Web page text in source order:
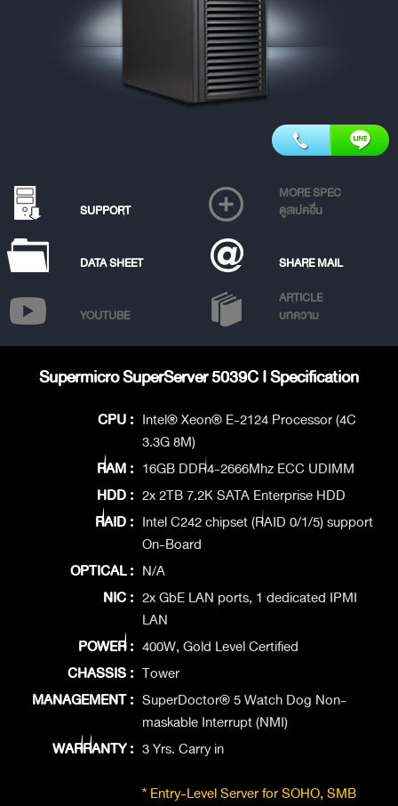
SUPPORT
MORE SPEC
ดูสเปคอื่น
DATA SHEET SHARE MAIL
YOUTUBE
ARTICLE
บทความ
Supermicro SuperServer 5039C I Specification
CPU : Intel® Xeon® E-2124 Processor (4C
3.3G 8M)
RAM : 16GB DDR4-2666Mhz ECC UDIMM
HDD : 2x 2TB 7.2K SATA Enterprise HDD
RAID : Intel C242 chipset (RAID 0/1/5) support
On-Board
OPTICAL : N/A
NIC : 2x GbE LAN ports, 1 dedicated IPMI
LAN
POWER : 400W, Gold Level Certified
CHASSIS : Tower
MANAGEMENT : SuperDoctor® 5 Watch Dog Non-
maskable Interrupt (NMI)
WARRANTY : 3 Yrs. Carry in
* Entry-Level Server for SOHO, SMB